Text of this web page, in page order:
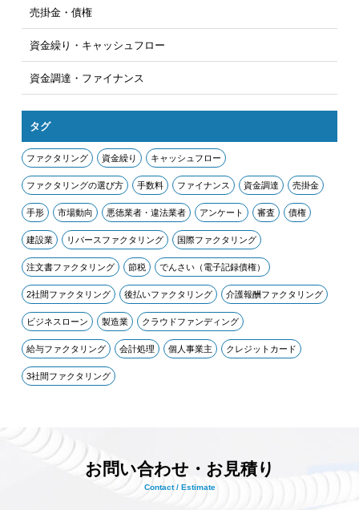
売掛金・債権
資金繰り・キャッシュフロー
資金調達・ファイナンス
タグ
ファクタリング 資金繰り キャッシュフロー
ファクタリングの選び方 手数料 ファイナンス 資金調達 売掛金
手形 市場動向 悪徳業者・違法業者 アンケート 審査 債権
建設業 リバースファクタリング 国際ファクタリング
注文書ファクタリング 節税 でんさい（電子記録債権）
2社間ファクタリング 後払いファクタリング 介護報酬ファクタリング
ビジネスローン 製造業 クラウドファンディング
給与ファクタリング 会計処理 個人事業主 クレジットカード
3社間ファクタリング
お問い合わせ・お見積り
Contact / Estimate